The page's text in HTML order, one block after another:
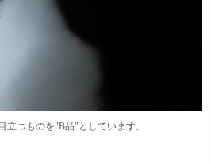
立つものを"B品"としています。